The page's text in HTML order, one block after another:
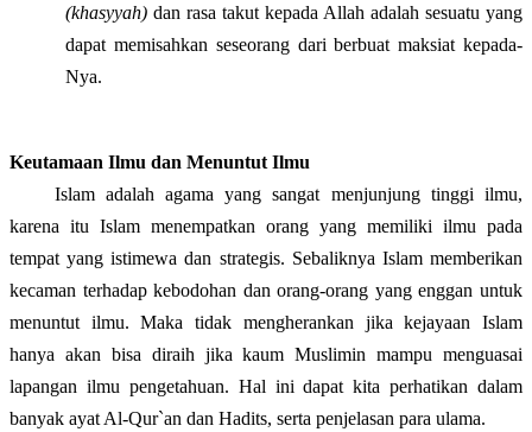
(khasyyah) dan rasa takut kepada Allah adalah sesuatu yang
dapat memisahkan seseorang dari berbuat maksiat kepada-
Nya.
Keutamaan Ilmu dan Menuntut Ilmu
Islam adalah agama yang sangat menjunjung tinggi ilmu,
karena itu Islam menempatkan orang yang memiliki ilmu pada
tempat yang istimewa dan strategis. Sebaliknya Islam memberikan
kecaman terhadap kebodohan dan orang-orang yang enggan untuk
menuntut ilmu. Maka tidak mengherankan jika kejayaan Islam
hanya akan bisa diraih jika kaum Muslimin mampu menguasai
lapangan ilmu pengetahuan. Hal ini dapat kita perhatikan dalam
banyak ayat Al-Qur`an dan Hadits, serta penjelasan para ulama.